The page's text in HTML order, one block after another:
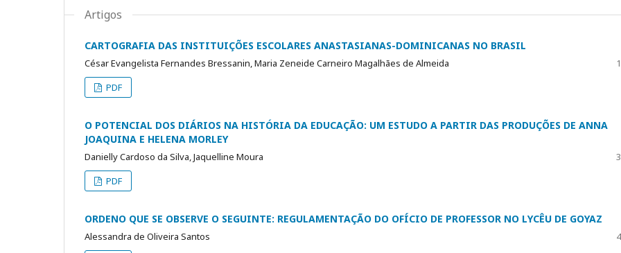
Artigos
CARTOGRAFIA DAS INSTITUIÇÕES ESCOLARES ANASTASIANAS-DOMINICANAS NO BRASIL
César Evangelista Fernandes Bressanin, Maria Zeneide Carneiro Magalhães de Almeida
PDF
O POTENCIAL DOS DIÁRIOS NA HISTÓRIA DA EDUCAÇÃO: UM ESTUDO A PARTIR DAS PRODUÇÕES DE ANNA
JOAQUINA E HELENA MORLEY
Danielly Cardoso da Silva, Jaquelline Moura
PDF
ORDENO QUE SE OBSERVE O SEGUINTE: REGULAMENTAÇÃO DO OFÍCIO DE PROFESSOR NO LYCÊU DE GOYAZ
Alessandra de Oliveira Santos